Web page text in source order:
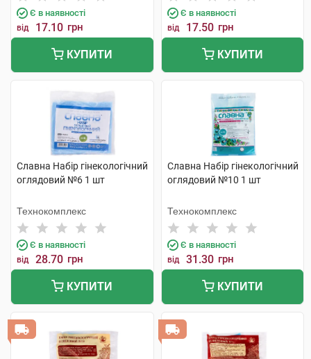
Є в наявності
від 17.10 грн
КУПИТИ
Є в наявності
від 17.50 грн
КУПИТИ
Славна Набір гінекологічний
оглядовий №6 1 шт
Технокомплекс
Є в наявності
від 28.70 грн
КУПИТИ
Славна Набір гінекологічний
оглядовий №10 1 шт
Технокомплекс
Є в наявності
від 31.30 грн
КУПИТИ